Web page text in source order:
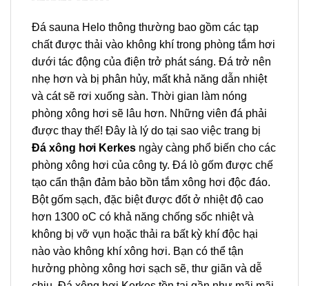
Đá sauna Helo thông thường bao gồm các tạp
chất được thải vào không khí trong phòng tắm hơi
dưới tác động của điện trở phát sáng. Đá trở nên
nhẹ hơn và bị phân hủy, mất khả năng dẫn nhiệt
và cát sẽ rơi xuống sàn. Thời gian làm nóng
phòng xông hơi sẽ lâu hơn. Những viên đá phải
được thay thế! Đây là lý do tại sao việc trang bị
Đá xông hơi Kerkes ngày càng phổ biến cho các
phòng xông hơi của công ty. Đá lò gốm được chế
tạo cẩn thận đảm bảo bồn tắm xông hơi độc đáo.
Bột gốm sạch, đặc biệt được đốt ở nhiệt độ cao
hơn 1300 oC có khả năng chống sốc nhiệt và
không bị vỡ vụn hoặc thải ra bất kỳ khí độc hại
nào vào không khí xông hơi. Bạn có thể tận
hưởng phòng xông hơi sạch sẽ, thư giãn và dễ